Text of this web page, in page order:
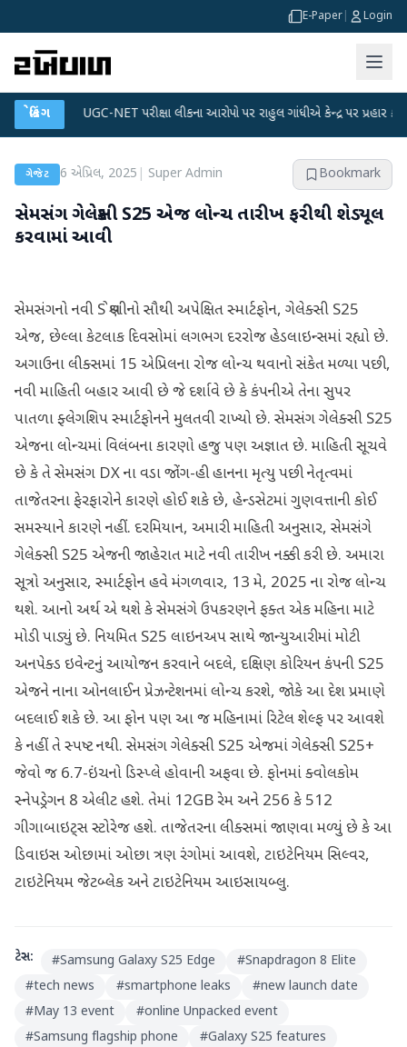
E-Paper Login
બ્રેકિંગ
UGC-NET પરીક્ષા લીકના આરોપો પર રાહુલ ગાંધીએ કેન્દ્ર પર પ્રહાર કર્યા ●
ગેજેટ 6 એપ્રિલ, 2025 Super Admin Bookmark
સેમસંગ ગેલેક્સી S25 એજ લોન્ચ તારીખ ફરીથી શેડ્યૂલ
કરવામાં આવી
સેમસંગનો નવી S શ્રેણીનો સૌથી અપેક્ષિત સ્માર્ટફોન, ગેલેક્સી S25
એજ, છેલ્લા કેટલાક દિવસોમાં લગભગ દરરોજ હેડલાઇન્સમાં રહ્યો છે.
અગાઉના લીક્સમાં 15 એપ્રિલના રોજ લોન્ચ થવાનો સંકેત મળ્યા પછી,
નવી માહિતી બહાર આવી છે જે દર્શાવે છે કે કંપનીએ તેના સુપર
પાતળા ફ્લેગશિપ સ્માર્ટફોનને મુલતવી રાખ્યો છે. સેમસંગ ગેલેક્સી S25
એજના લોન્ચમાં વિલંબના કારણો હજુ પણ અજ્ઞાત છે. માહિતી સૂચવે
છે કે તે સેમસંગ DX ના વડા જોંગ-હી હાનના મૃત્યુ પછી નેતૃત્વમાં
તાજેતરના ફેરફારોને કારણે હોઈ શકે છે, હેન્ડસેટમાં ગુણવત્તાની કોઈ
સમસ્યાને કારણે નહીં. દરમિયાન, અમારી માહિતી અનુસાર, સેમસંગે
ગેલેક્સી S25 એજની જાહેરાત માટે નવી તારીખ નક્કી કરી છે. અમારા
સૂત્રો અનુસાર, સ્માર્ટફોન હવે મંગળવાર, 13 મે, 2025 ના રોજ લોન્ચ
થશે. આનો અર્થ એ થશે કે સેમસંગે ઉપકરણને ફક્ત એક મહિના માટે
મોડી પાડ્યું છે. નિયમિત S25 લાઇનઅપ સાથે જાન્યુઆરીમાં મોટી
અનપેક્ડ ઇવેન્ટનું આયોજન કરવાને બદલે, દક્ષિણ કોરિયન કંપની S25
એજને નાના ઓનલાઈન પ્રેઝન્ટેશનમાં લોન્ચ કરશે, જોકે આ દેશ પ્રમાણે
બદલાઈ શકે છે. આ ફોન પણ આ જ મહિનામાં રિટેલ શેલ્ફ પર આવશે
કે નહીં તે સ્પષ્ટ નથી. સેમસંગ ગેલેક્સી S25 એજમાં ગેલેક્સી S25+
જેવો જ 6.7-ઇંચનો ડિસ્પ્લે હોવાની અફવા છે. ફોનમાં ક્વોલકોમ
સ્નેપડ્રેગન 8 એલીટ હશે. તેમાં 12GB રેમ અને 256 કે 512
ગીગાબાઇટ્સ સ્ટોરેજ હશે. તાજેતરના લીક્સમાં જાણવા મળ્યું છે કે આ
ડિવાઇસ ઓછામાં ઓછા ત્રણ રંગોમાં આવશે, ટાઇટેનિયમ સિલ્વર,
ટાઇટેનિયમ જેટબ્લેક અને ટાઇટેનિયમ આઇસાયબ્લુ.
ટેગ્સ: #Samsung Galaxy S25 Edge #Snapdragon 8 Elite
#tech news #smartphone leaks #new launch date
#May 13 event #online Unpacked event
#Samsung flagship phone #Galaxy S25 features